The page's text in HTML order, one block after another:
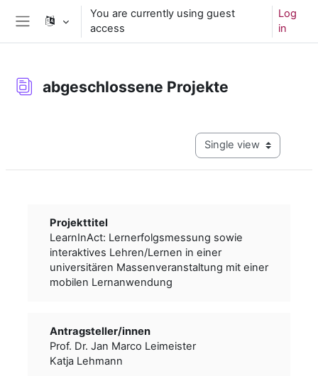
Skip to main content
You are currently using guest
access
Log
in
abgeschlossene Projekte
View mode tertiary
Projekttitel
LearnInAct: Lernerfolgsmessung sowie
interaktives Lehren/Lernen in einer
universitären Massenveranstaltung mit einer
mobilen Lernanwendung
Antragsteller/­­innen
Prof. Dr. Jan Marco Leimeister
Katja Lehmann